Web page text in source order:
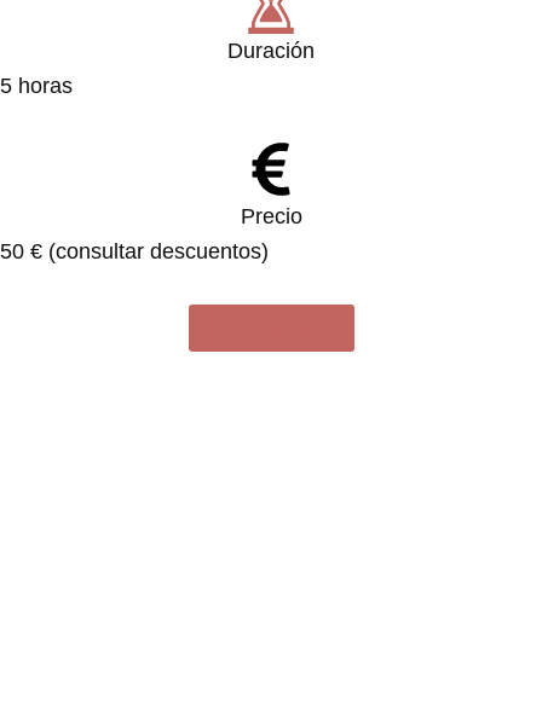
Duración
5 horas
Precio
50 € (consultar descuentos)